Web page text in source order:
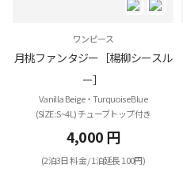
ワンピース
月桃ファンタジー［楊柳シースル
ー］
Vanilla Beige・Turquoise Blue
(SIZE: S~4L) チューブトップ付き
4,000 円
(2泊3日 料金 / 1泊延長 100円)